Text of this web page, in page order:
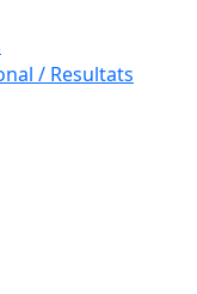
/ Resultats